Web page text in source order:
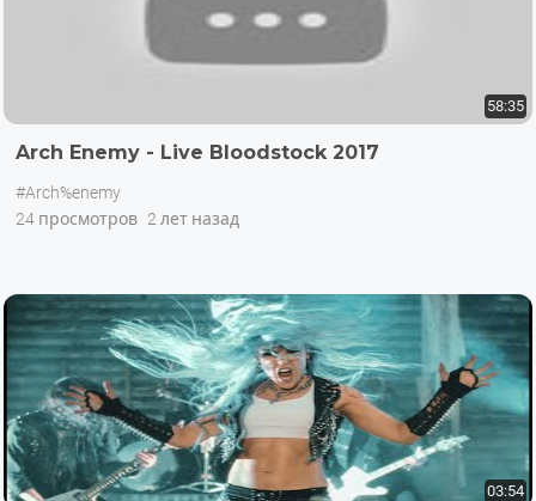
58:35
Arch Enemy - Live Bloodstock 2017
#Arch%enemy
24 просмотров 2 лет назад
03:54